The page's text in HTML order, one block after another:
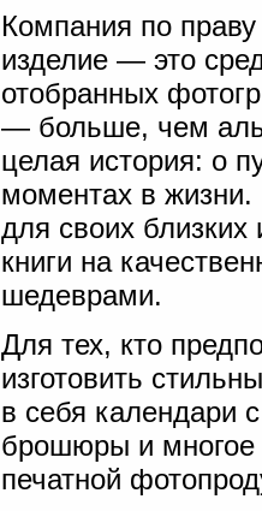
Компания по
изделие — это
отобранных
— больше, чем
целая история: о
моментах в
для своих близких
книги на
шедеврами.
Для тех, кто
изготовить
в себя календари
брошюры и многое
печатной